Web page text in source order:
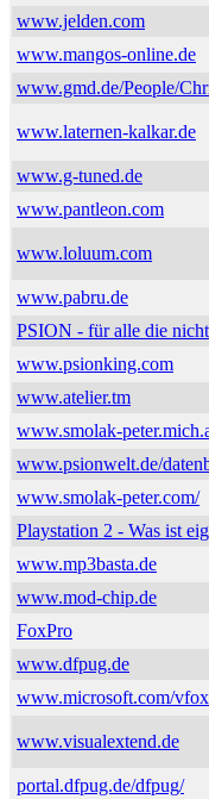
www.jelden.com
www.mangos-online.de
www.gmd.de/People/
www.laternen-kalkar.de
www.g-tuned.de
www.pantleon.com
www.loluum.com
www.pabru.de
PSION - für alle die
www.psionking.com
www.atelier.tm
www.smolak-
www.psionwelt.de/
www.smolak-peter.com/
Playstation 2 - Was ist
www.mp3basta.de
www.mod-chip.de
FoxPro
www.dfpug.de
www.microsoft.com/
www.visualextend.de
portal.dfpug.de/dfpug/